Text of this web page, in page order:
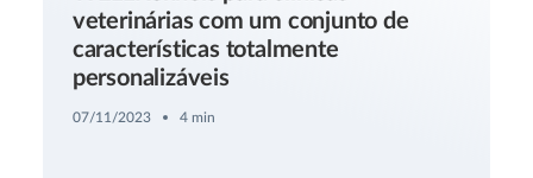
veterinárias com um conjunto de
características totalmente
personalizáveis
07/11/2023 4 min